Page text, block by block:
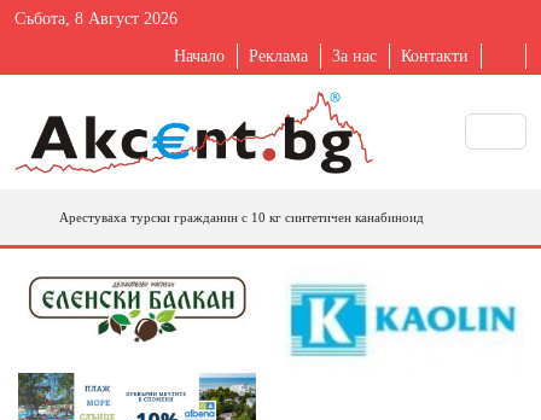
Събота, 8 Август 2026
Начало Реклама За нас Контакти
Арестуваха турски гражданин с 10 кг синтетичен канабиноид